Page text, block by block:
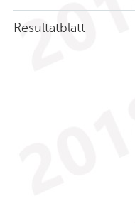
Resultatblatt